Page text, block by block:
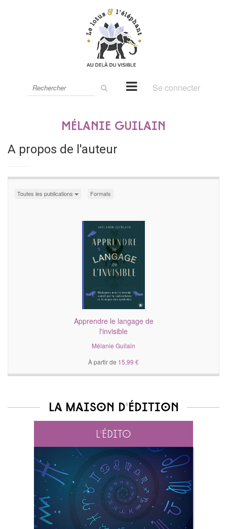
le
Se connecter
Mélanie Guilain
A propos de l'auteur
Toutes les publications Formats
Apprendre le langage de
l'invisible
Mélanie Guilain
À partir de 15,99 €
La maison d'édition
L'édito